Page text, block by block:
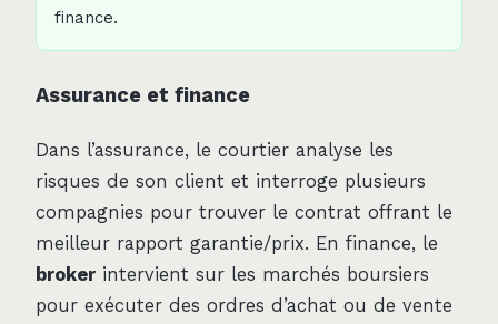
finance.
Assurance et finance
Dans l’assurance, le courtier analyse les
risques de son client et interroge plusieurs
compagnies pour trouver le contrat offrant le
meilleur rapport garantie/prix. En finance, le
broker intervient sur les marchés boursiers
pour exécuter des ordres d’achat ou de vente